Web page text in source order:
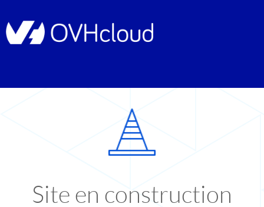
Site en construction